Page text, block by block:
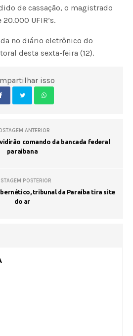
de cassação, o magistrado
UFIR’s.
no diário eletrônico do
desta sexta-feira (12).
isso
ANTERIOR
comando da bancada federal
paraibana
POSTERIOR
tribunal da Paraíba tira site
do ar